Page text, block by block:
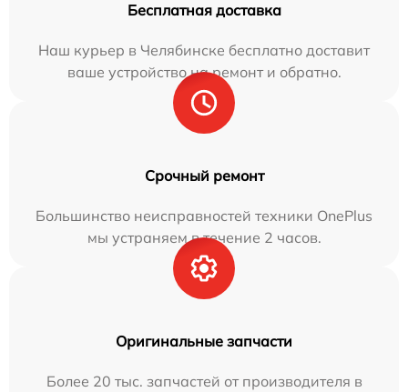
Бесплатная доставка
Наш курьер в Челябинске бесплатно доставит
ваше устройство на ремонт и обратно.
Срочный ремонт
Большинство неисправностей техники OnePlus
мы устраняем в течение 2 часов.
Оригинальные запчасти
Более 20 тыс. запчастей от производителя в